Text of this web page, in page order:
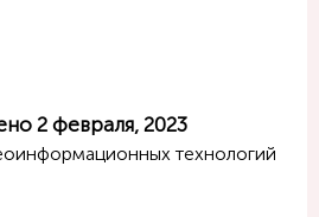
2 февраля, 2023
технологий